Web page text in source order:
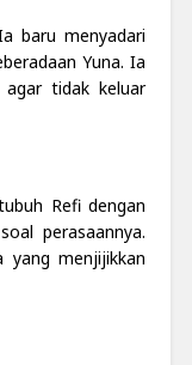
baru menyadari
Yuna. Ia
agar tidak keluar
Refi dengan
perasaannya.
yang menjijikkan